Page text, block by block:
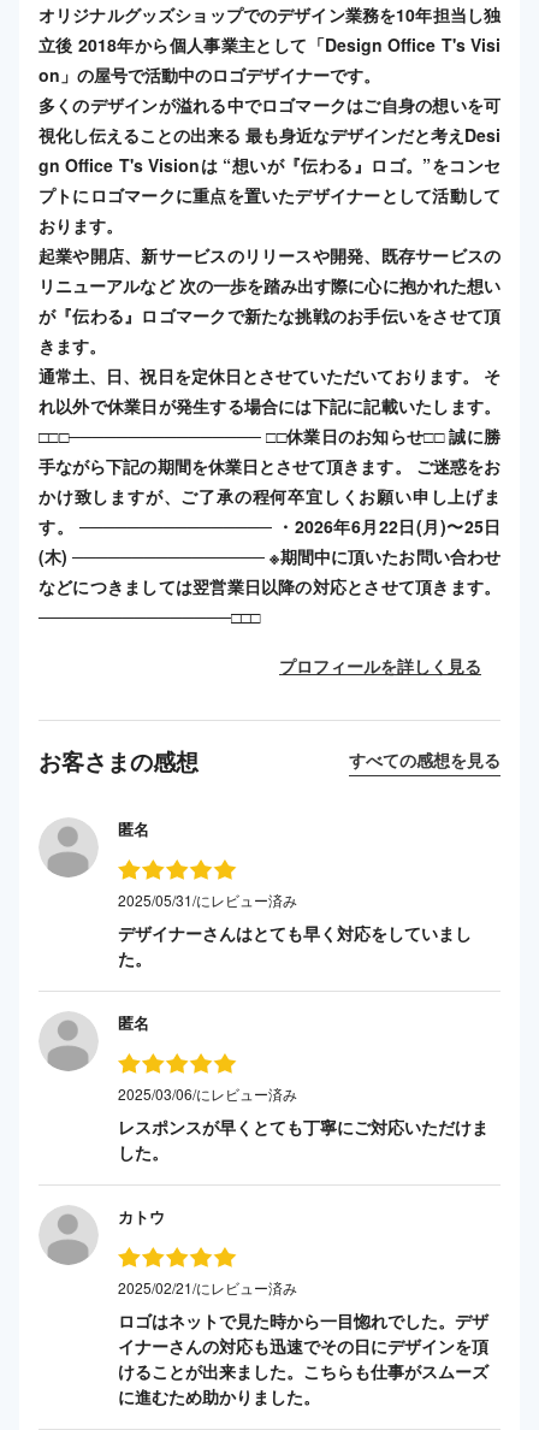
オリジナルグッズショップでのデザイン業務を10年担当し独
立後 2018年から個人事業主として「Design Office T's Visi
on」の屋号で活動中のロゴデザイナーです。
多くのデザインが溢れる中でロゴマークはご自身の想いを可
視化し伝えることの出来る 最も身近なデザインだと考えDesi
gn Office T's Visionは “想いが『伝わる』ロゴ。”​ をコンセ
プトにロゴマークに重点を置いたデザイナーとして活動して
おります。
起業や開店、新サービスのリリースや開発、既存サービスの
リニューアルなど 次の一歩を踏み出す際に心に抱かれた想い
が『伝わる』ロゴマークで新たな挑戦のお手伝いをさせて頂
きます。
通常土、日、祝日を定休日とさせていただいております。 そ
れ以外で休業日が発生する場合には下記に記載いたします。
□□□──────────────── □□休業日のお知らせ□□ 誠に勝
手ながら下記の期間を休業日とさせて頂きます。 ご迷惑をお
かけ致しますが、ご了承の程何卒宜しくお願い申し上げま
す。 ──────────────── ・2026年6月22日(月)〜25日
(木) ──────────────── ※期間中に頂いたお問い合わせ
などにつきましては翌営業日以降の対応とさせて頂きます。
────────────────□□□
プロフィールを詳しく見る
お客さまの感想 すべての感想を見る
匿名
2025/05/31/にレビュー済み
デザイナーさんはとても早く対応をしていまし
た。
匿名
2025/03/06/にレビュー済み
レスポンスが早くとても丁寧にご対応いただけま
した。
カトウ
2025/02/21/にレビュー済み
ロゴはネットで見た時から一目惚れでした。デザ
イナーさんの対応も迅速でその日にデザインを頂
けることが出来ました。こちらも仕事がスムーズ
に進むため助かりました。